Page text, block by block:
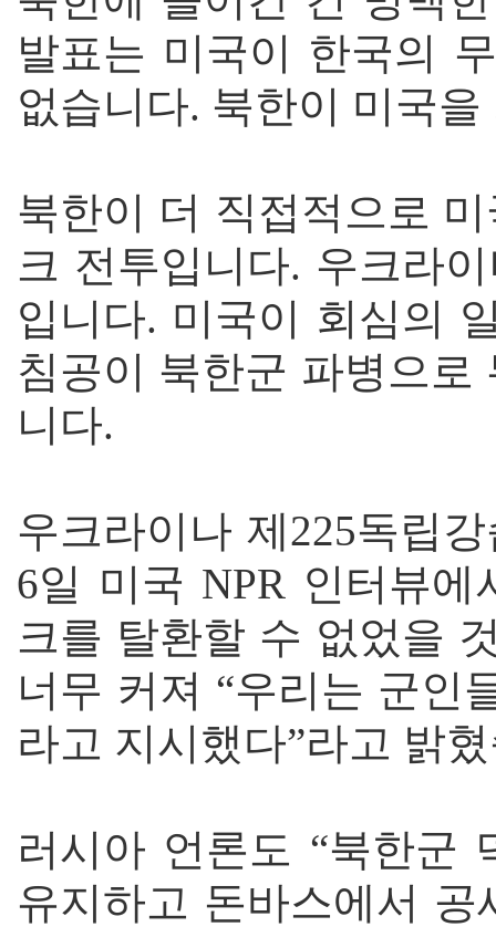
발표는 미국이 한국의
없습니다. 북한이 미국
북한이 더 직접적으로
크 전투입니다. 우크라
입니다. 미국이 회심의
침공이 북한군 파병으로
니다.
우크라이나 제225독립
6일 미국 NPR 인터뷰
크를 탈환할 수 없었을
너무 커져 “우리는 군인
라고 지시했다”라고 밝
러시아 언론도 “북한군
유지하고 돈바스에서